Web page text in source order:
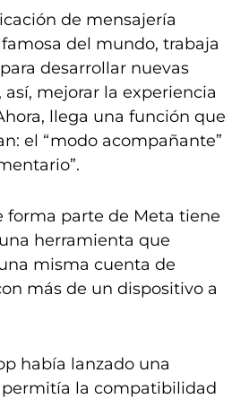
de mensajería
del mundo, trabaja
desarrollar nuevas
así, mejorar la experiencia
llega una función que
el “modo acompañante”
forma parte de Meta tiene
herramienta que
misma cuenta de
más de un dispositivo a
había lanzado una
la compatibilidad